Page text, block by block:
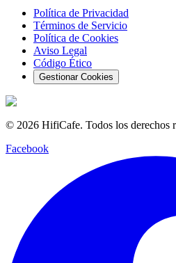
Política de Privacidad
Términos de Servicio
Política de Cookies
Aviso Legal
Código Ético
Gestionar Cookies
© 2026 HifiCafe. Todos los derechos
Facebook